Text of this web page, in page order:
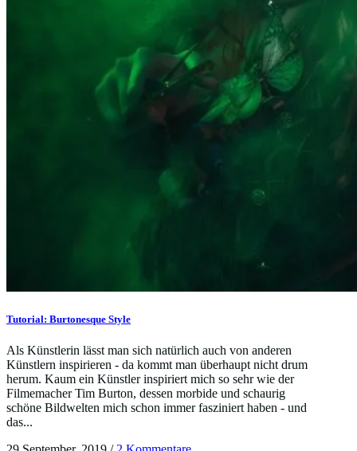
Tutorial: Burtonesque Style
Als Künstlerin lässt man sich natürlich auch von anderen
Künstlern inspirieren - da kommt man überhaupt nicht drum
herum. Kaum ein Künstler inspiriert mich so sehr wie der
Filmemacher Tim Burton, dessen morbide und schaurig
schöne Bildwelten mich schon immer fasziniert haben - und
das...